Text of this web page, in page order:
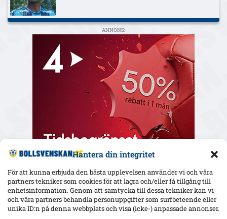
Hantera din integritet
För att kunna erbjuda den bästa upplevelsen använder vi och våra
partners tekniker som cookies för att lagra och/eller få tillgång till
enhetsinformation. Genom att samtycka till dessa tekniker kan vi
och våra partners behandla personuppgifter som surfbeteende eller
unika ID:n på denna webbplats och visa (icke-) anpassade annonser.
ANNONS:
Senaste